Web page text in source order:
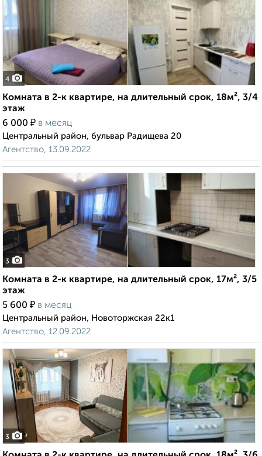
4
Комната в 2-к квартире, на длительный срок, 18м², 3/4
этаж
6 000 ₽ в месяц
Центральный район, бульвар Радищева 20
Агентство, 13.09.2022
3
Комната в 2-к квартире, на длительный срок, 17м², 3/5
этаж
5 600 ₽ в месяц
Центральный район, Новоторжская 22к1
Агентство, 12.09.2022
3